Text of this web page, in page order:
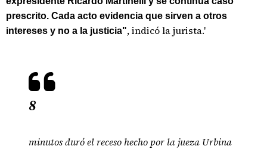
prescrito. Cada acto evidencia que sirven a otros
intereses y no a la justicia", indicó la jurista.'
8
minutos duró el receso hecho por la jueza Urbina